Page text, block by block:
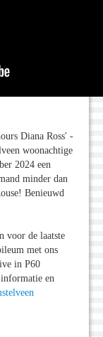
Diana Ross' -
woonachtige
2024 een
minder dan
Benieuwd
voor de laatste
met ons
in P60
en